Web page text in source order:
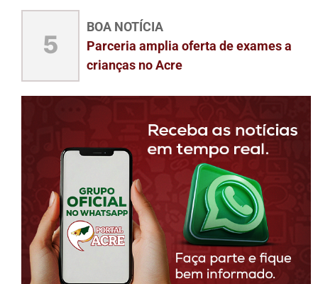
5
BOA NOTÍCIA
Parceria amplia oferta de exames a
crianças no Acre